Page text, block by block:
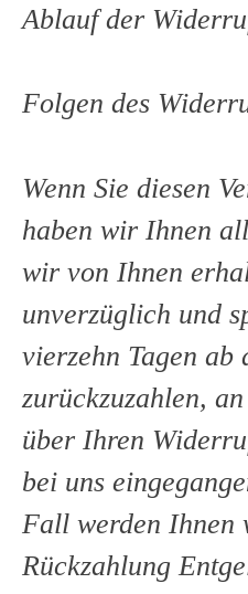
Ablauf der
Folgen des
Wenn Sie diesen
haben wir Ihnen
wir von Ihnen
unverzüglich und
vierzehn Tagen ab
zurückzuzahlen,
über Ihren
bei uns
Fall werden Ihnen
Rückzahlung